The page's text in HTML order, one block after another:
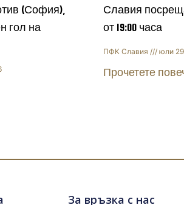
(София),
гол на
Славия
от 19:00 часа
ПФК Славия юли
Прочетете
За връзка с нас